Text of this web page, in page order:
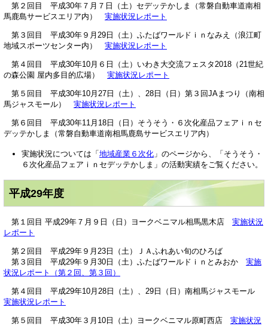
第２回目 平成30年７月７日（土）セデッテかしま（常磐自動車道南相
馬鹿島サービスエリア内） 実施状況レポート
第３回目 平成30年９月29日（土）ふたばワールドｉｎなみえ（浪江町
地域スポーツセンター内） 実施状況レポート
第４回目 平成30年10月６日（土）いわき大交流フェスタ2018（21世紀
の森公園 屋内多目的広場） 実施状況レポート
第５回目 平成30年10月27日（土）、28日（日）第３回JAまつり（南相
馬ジャスモール） 実施状況レポート
第６回目 平成30年11月18日（日）そうそう・６次化産品フェアｉｎセ
デッテかしま（常磐自動車道南相馬鹿島サービスエリア内）
実施状況については「 地域産業６次化 」のページから、「そうそう・
６次化産品フェアｉｎセデッテかしま」の活動実績をご覧ください。
平成29年度
第１回目 平成29年７月９日（日）ヨークベニマル相馬黒木店 実施状況
レポート
第２回目 平成29年９月23日（土）ＪＡふれあい旬のひろば
​ 第３回目 平成29年９月30日（土）ふたばワールドｉｎとみおか 実施
状況レポート（第２回、第３回）
第４回目 平成29年10月28日（土）、29日（日）南相馬ジャスモール
実施状況レポート
第５回目 平成30年３月10日（土）ヨークベニマル原町西店 実施状況